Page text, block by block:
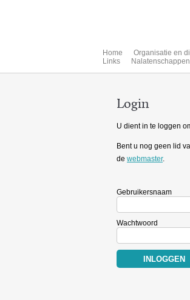
Home Organisatie en
Links
Nalatenschappen
Login
U dient in te loggen
Bent u nog geen lid
de webmaster.
Gebruikersnaam
Wachtwoord